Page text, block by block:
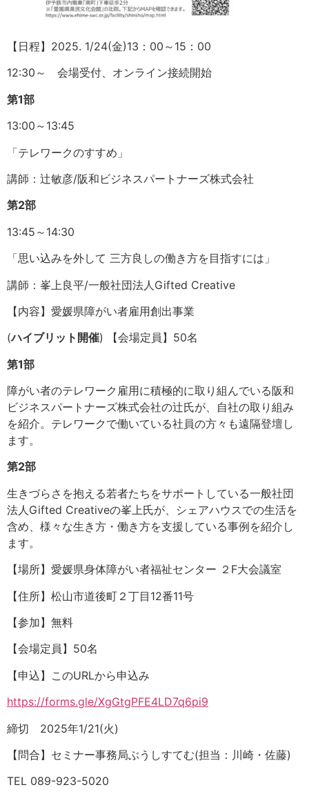
【日程】2025. 1/24(金)13：00～15：00
12:30～ 会場受付、オンライン接続開始
第1部
13:00～13:45
「テレワークのすすめ」
講師：辻敏彦/阪和ビジネスパートナーズ株式会社
第2部
13:45～14:30
「思い込みを外して 三方良しの働き方を目指すには」
講師：峯上良平/一般社団法人Gifted Creative
【内容】愛媛県障がい者雇用創出事業
(ハイブリット開催) 【会場定員】50名
第1部
障がい者のテレワーク雇用に積極的に取り組んでいる阪和
ビジネスパートナーズ株式会社の辻氏が、自社の取り組み
を紹介。テレワークで働いている社員の方々も遠隔登壇し
ます。
第2部
生きづらさを抱える若者たちをサポートしている一般社団
法人Gifted Creativeの峯上氏が、シェアハウスでの生活を
含め、様々な生き方・働き方を支援している事例を紹介し
ます。
【場所】愛媛県身体障がい者福祉センター ２F大会議室
【住所】松山市道後町２丁目12番11号
【参加】無料
【会場定員】50名
【申込】このURLから申込み
https://forms.gle/XgGtgPFE4LD7q6pi9
締切 2025年1/21(火)
【問合】セミナー事務局ぶうしすてむ(担当：川崎・佐藤)
TEL 089-923-5020